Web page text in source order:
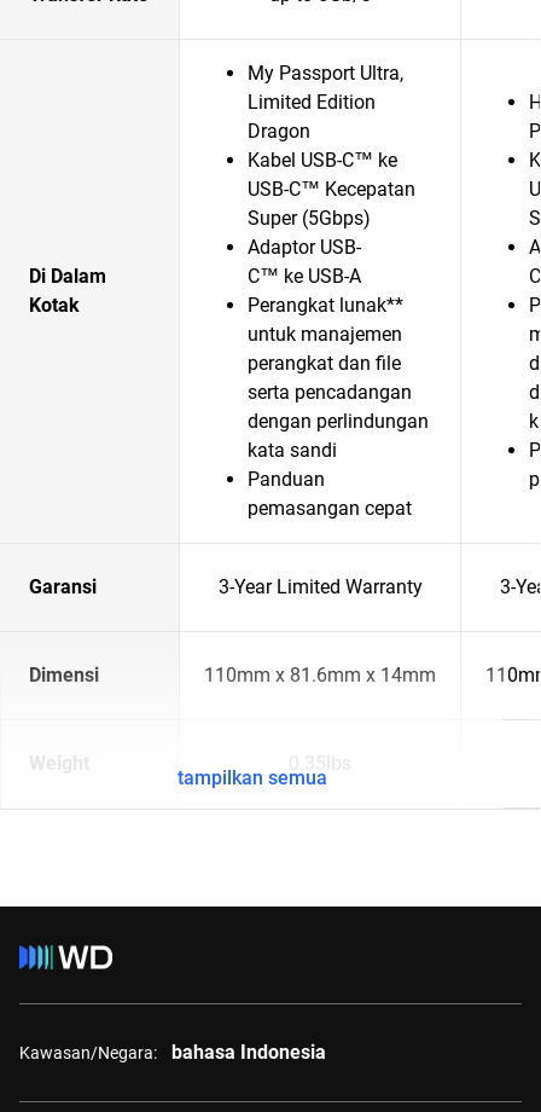
Di Dalam
Kotak
My Passport Ultra,
Limited Edition
Dragon
Kabel USB-C™ ke
USB-C™ Kecepatan
Super (5Gbps)
Adaptor USB-
C™ ke USB-A
Perangkat lunak**
untuk manajemen
perangkat dan file
serta pencadangan
dengan perlindungan
kata sandi
Panduan
pemasangan cepat
Garansi 3-Year Limited Warranty 3-
Dimensi 110mm x 81.6mm x 14mm
Weight 0.35lbs
tampilkan semua
Kawasan/Negara: bahasa Indonesia